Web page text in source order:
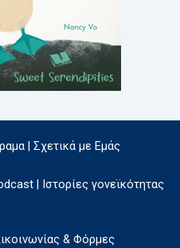
| Σχετικά με Εμάς
| Ιστορίες γονεϊκότητας
& Φόρμες